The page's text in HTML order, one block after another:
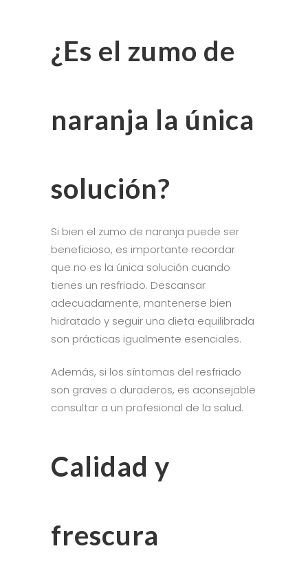
¿Es el zumo de
naranja la única
solución?
Si bien el zumo de naranja puede ser
beneficioso, es importante recordar
que no es la única solución cuando
tienes un resfriado. Descansar
adecuadamente, mantenerse bien
hidratado y seguir una dieta equilibrada
son prácticas igualmente esenciales.
Además, si los síntomas del resfriado
son graves o duraderos, es aconsejable
consultar a un profesional de la salud.
Calidad y
frescura